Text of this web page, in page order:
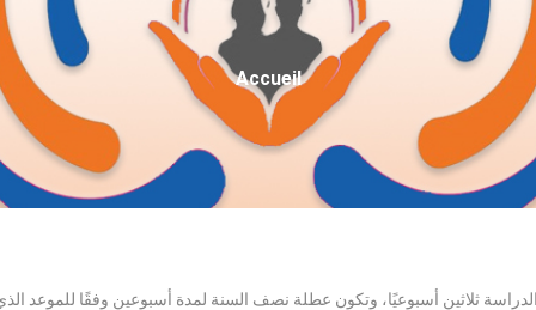
Fil
D'Ariane
Accueil
ثلاثين أسبوعيًا، وتكون عطلة نصف السنة لمدة أسبوعين وفقًا للموعد